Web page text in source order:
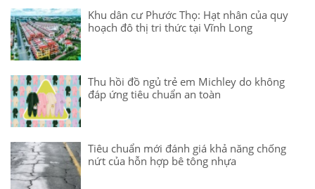
Khu dân cư Phước Thọ: Hạt nhân của quy
hoạch đô thị tri thức tại Vĩnh Long
Thu hồi đồ ngủ trẻ em Michley do không
đáp ứng tiêu chuẩn an toàn
Tiêu chuẩn mới đánh giá khả năng chống
nứt của hỗn hợp bê tông nhựa